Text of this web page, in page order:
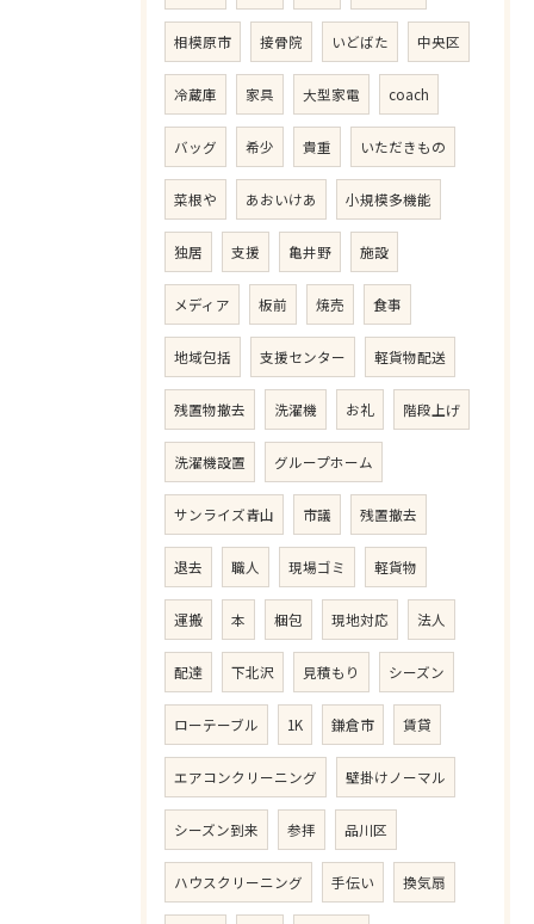
相模原市 接骨院 いどばた 中央区
冷蔵庫 家具 大型家電 coach
バッグ 希少 貴重 いただきもの
菜根や あおいけあ 小規模多機能
独居 支援 亀井野 施設
メディア 板前 焼売 食事
地域包括 支援センター 軽貨物配送
残置物撤去 洗濯機 お礼 階段上げ
洗濯機設置 グループホーム
サンライズ青山 市議 残置撤去
退去 職人 現場ゴミ 軽貨物
運搬 本 梱包 現地対応 法人
配達 下北沢 見積もり シーズン
ローテーブル 1K 鎌倉市 賃貸
エアコンクリーニング 壁掛けノーマル
シーズン到来 参拝 品川区
ハウスクリーニング 手伝い 換気扇